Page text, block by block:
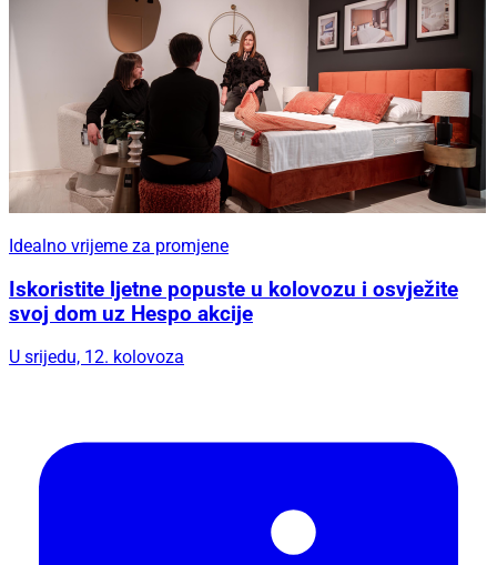
Idealno vrijeme za promjene
Iskoristite ljetne popuste u kolovozu i osvježite
svoj dom uz Hespo akcije
U srijedu, 12. kolovoza